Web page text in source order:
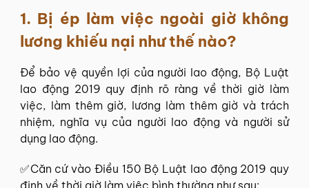
1. Bị ép làm việc ngoài giờ không
lương khiếu nại như thế nào?
Để bảo vệ quyền lợi của người lao động, Bộ Luật
lao động 2019 quy định rõ ràng về thời giờ làm
việc, làm thêm giờ, lương làm thêm giờ và trách
nhiệm, nghĩa vụ của người lao động và người sử
dụng lao động.
✅Căn cứ vào Điều 150 Bộ Luật lao động 2019 quy
định về thời giờ làm việc bình thường như sau: